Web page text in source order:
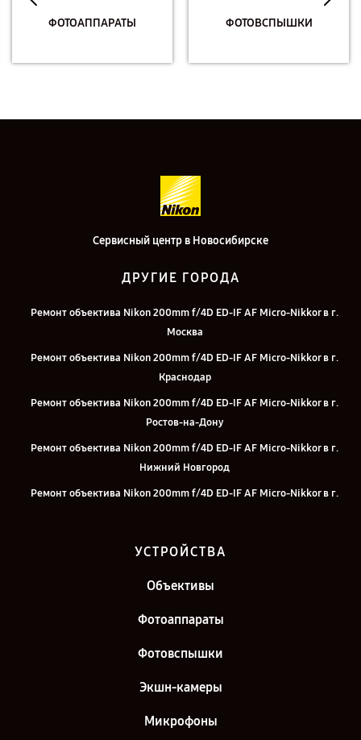
ФОТОАППАРАТЫ ФОТОВСПЫШКИ
Сервисный центр в Новосибирске
ДРУГИЕ ГОРОДА
Ремонт объектива Nikon 200mm f/4D ED-IF AF Micro-Nikkor в г.
Москва
Ремонт объектива Nikon 200mm f/4D ED-IF AF Micro-Nikkor в г.
Краснодар
Ремонт объектива Nikon 200mm f/4D ED-IF AF Micro-Nikkor в г.
Ростов-на-Дону
Ремонт объектива Nikon 200mm f/4D ED-IF AF Micro-Nikkor в г.
Нижний Новгород
Ремонт объектива Nikon 200mm f/4D ED-IF AF Micro-Nikkor в г.
Екатеринбург
Ремонт объектива Nikon 200mm f/4D ED-IF AF Micro-Nikkor в г.
Ремонт объектива Nikon 200mm f/4D ED-IF AF Micro-Nikkor в г.
Санкт-Петербург
УСТРОЙСТВА
Объективы
Фотоаппараты
Фотовспышки
Экшн-камеры
Микрофоны